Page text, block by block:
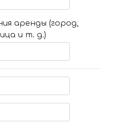
аренды (город,
и т. д.)